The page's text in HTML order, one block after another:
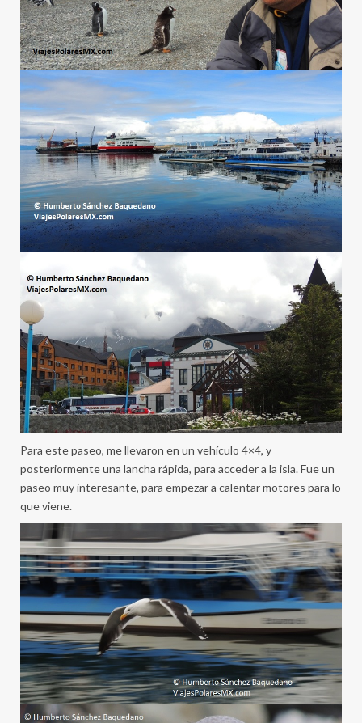
Para este paseo, me llevaron en un vehículo 4×4, y
posteriormente una lancha rápida, para acceder a la isla. Fue un
paseo muy interesante, para empezar a calentar motores para lo
que viene.